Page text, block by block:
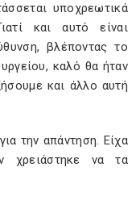
υποχρεωτικά
και αυτό είναι
βλέποντας το
καλό θα ήταν
και άλλο αυτή
την απάντηση. Είχα
χρειάστηκε να τα